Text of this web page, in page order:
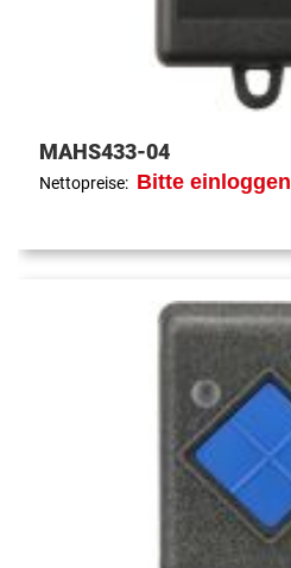
MAHS433-04
Nettopreise: Bitte einloggen